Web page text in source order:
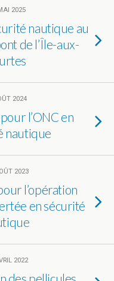
2025
nautique au
de l’Île-aux-
2024
l’ONC en
nautique
2023
l’opération
en sécurité
2022